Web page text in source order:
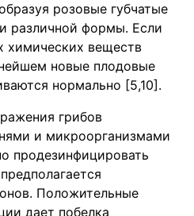
розовые губчатые
различной формы. Если
химических веществ
новые плодовые
нормально [5,10].
грибов
и микроорганизмами
продезинфицировать
Положительные
дает побелка